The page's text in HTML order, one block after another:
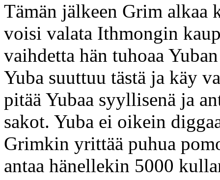
Tämän jälkeen Grim alkaa
voisi valata Ithmongin
vaihdetta hän tuhoaa
Yuba suuttuu tästä ja käy
pitää Yubaa syyllisenä ja
sakot. Yuba ei oikein
Grimkin yrittää puhua
antaa hänellekin 5000